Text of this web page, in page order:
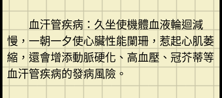
血汗管疾病：久坐使機體血液輪迴減
慢，一朝一夕使心臟性能闌珊，惹起心肌萎
縮，還會增添動脈硬化、高血壓、冠芥蒂等
血汗管疾病的發病風險。